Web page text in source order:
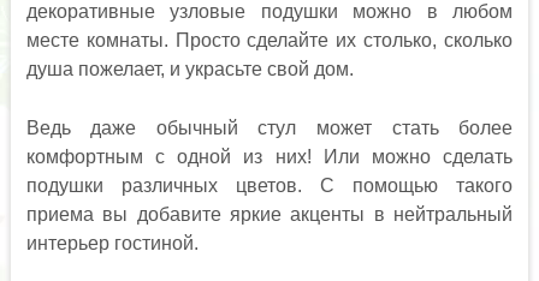
декоративные узловые подушки можно в любом
месте комнаты. Просто сделайте их столько, сколько
душа пожелает, и украсьте свой дом.
Ведь даже обычный стул может стать более
комфортным с одной из них! Или можно сделать
подушки различных цветов. С помощью такого
приема вы добавите яркие акценты в нейтральный
интерьер гостиной.